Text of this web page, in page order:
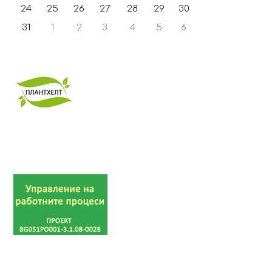
24
25 26 27 28 29
30
31
1 2 3 4 5 6